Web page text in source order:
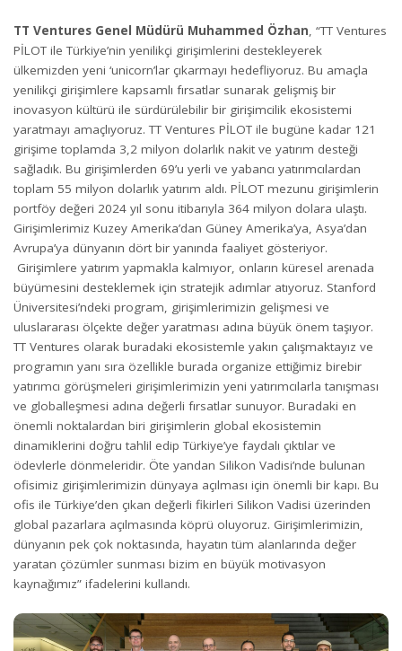
TT Ventures Genel Müdürü Muhammed Özhan, “TT Ventures
PİLOT ile Türkiye’nin yenilikçi girişimlerini destekleyerek
ülkemizden yeni ‘unicorn’lar çıkarmayı hedefliyoruz. Bu amaçla
yenilikçi girişimlere kapsamlı fırsatlar sunarak gelişmiş bir
inovasyon kültürü ile sürdürülebilir bir girişimcilik ekosistemi
yaratmayı amaçlıyoruz. TT Ventures PİLOT ile bugüne kadar 121
girişime toplamda 3,2 milyon dolarlık nakit ve yatırım desteği
sağladık. Bu girişimlerden 69’u yerli ve yabancı yatırımcılardan
toplam 55 milyon dolarlık yatırım aldı. PİLOT mezunu girişimlerin
portföy değeri 2024 yıl sonu itibarıyla 364 milyon dolara ulaştı.
Girişimlerimiz Kuzey Amerika’dan Güney Amerika’ya, Asya’dan
Avrupa’ya dünyanın dört bir yanında faaliyet gösteriyor.
Girişimlere yatırım yapmakla kalmıyor, onların küresel arenada
büyümesini desteklemek için stratejik adımlar atıyoruz. Stanford
Üniversitesi’ndeki program, girişimlerimizin gelişmesi ve
uluslararası ölçekte değer yaratması adına büyük önem taşıyor.
TT Ventures olarak buradaki ekosistemle yakın çalışmaktayız ve
programın yanı sıra özellikle burada organize ettiğimiz birebir
yatırımcı görüşmeleri girişimlerimizin yeni yatırımcılarla tanışması
ve globalleşmesi adına değerli fırsatlar sunuyor. Buradaki en
önemli noktalardan biri girişimlerin global ekosistemin
dinamiklerini doğru tahlil edip Türkiye’ye faydalı çıktılar ve
ödevlerle dönmeleridir. Öte yandan Silikon Vadisi’nde bulunan
ofisimiz girişimlerimizin dünyaya açılması için önemli bir kapı. Bu
ofis ile Türkiye’den çıkan değerli fikirleri Silikon Vadisi üzerinden
global pazarlara açılmasında köprü oluyoruz. Girişimlerimizin,
dünyanın pek çok noktasında, hayatın tüm alanlarında değer
yaratan çözümler sunması bizim en büyük motivasyon
kaynağımız” ifadelerini kullandı.